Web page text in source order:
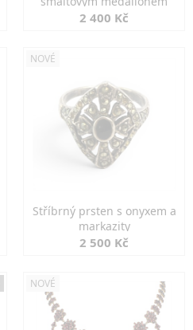
2 400 Kč
NOVÉ
Stříbrný prsten s onyxem a
markazity
2 500 Kč
NOVÉ